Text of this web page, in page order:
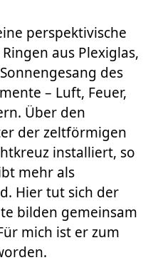
perspektivische
aus Plexiglas,
des
– Luft, Feuer,
Über den
der zeltförmigen
installiert, so
mehr als
Hier tut sich der
bilden gemeinsam
mich ist er zum